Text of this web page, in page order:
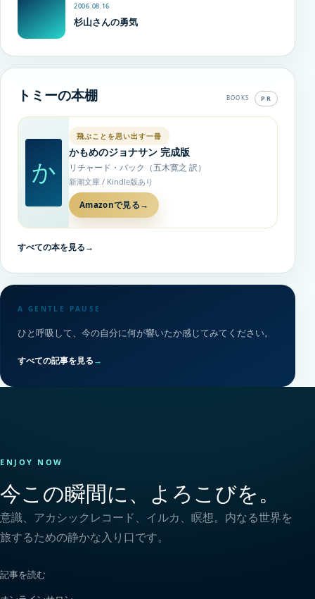
2006.08.16
杉山さんの勇気
トミーの本棚 BOOKS PR
か
飛ぶことを思い出す一冊
かもめのジョナサン 完成版
リチャード・バック（五木寛之 訳）
新潮文庫 / Kindle版あり
Amazonで見る →
すべての本を見る→
A GENTLE PAUSE
ひと呼吸して、今の自分に何が響いたか感じてみてください。
すべての記事を見る→
ENJOY NOW
今この瞬間に、よろこびを。
意識、アカシックレコード、イルカ、瞑想。内なる世界を
旅するための静かな入り口です。
記事を読む